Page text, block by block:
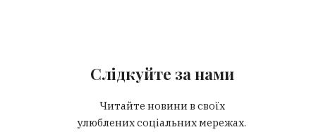
Слідкуйте за нами
Читайте новини в своїх
улюблених соціальних мережах.